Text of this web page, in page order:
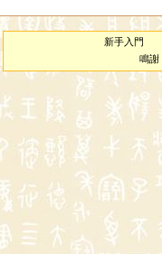
新手入門
鳴謝